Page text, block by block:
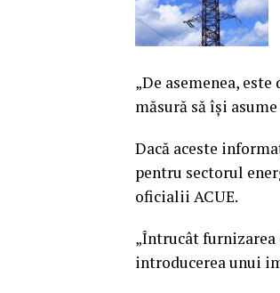
„De asemenea,
măsură să îşi
Dacă aceste
pentru sectorul
oficialii ACUE.
„Întrucât
introducerea unui